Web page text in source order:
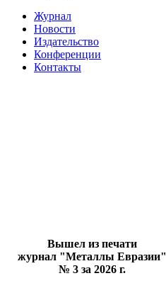
Журнал
Новости
Издательство
Конференции
Контакты
Вышел из печати
журнал "Металлы Евразии"
№ 3 за 2026 г.